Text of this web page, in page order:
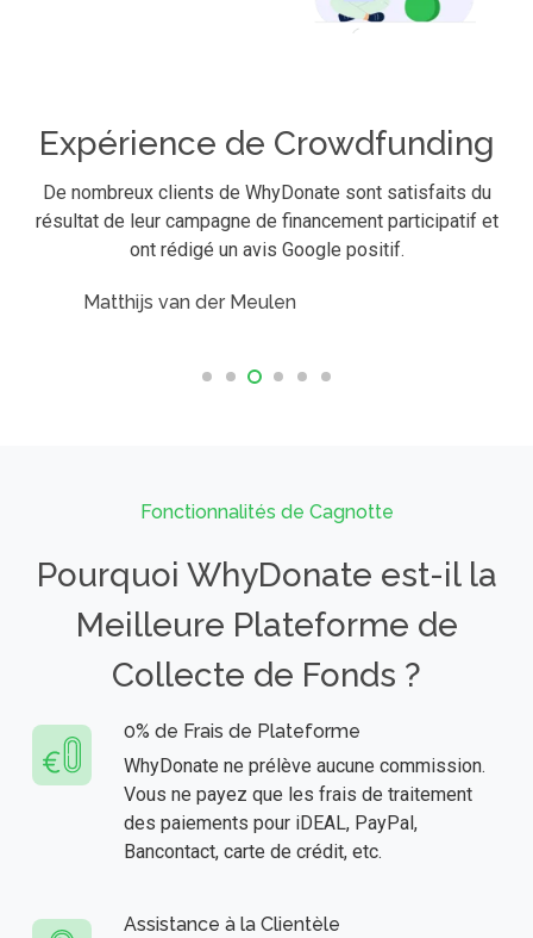
Expérience de Crowdfunding
De nombreux clients de WhyDonate sont satisfaits du
résultat de leur campagne de financement participatif et
ont rédigé un avis Google positif.
van der Meulen
Fonctionnalités de Cagnotte
Pourquoi WhyDonate est-il la
Meilleure Plateforme de
Collecte de Fonds ?
0% de Frais de Plateforme
WhyDonate ne prélève aucune commission.
Vous ne payez que les frais de traitement
des paiements pour iDEAL, PayPal,
Bancontact, carte de crédit, etc.
Assistance à la Clientèle